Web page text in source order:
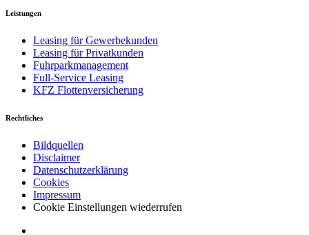
Leistungen
Leasing für Gewerbekunden
Leasing für Privatkunden
Fuhrparkmanagement
Full-Service Leasing
KFZ Flottenversicherung
Rechtliches
Bildquellen
Disclaimer
Datenschutzerklärung
Cookies
Impressum
Cookie Einstellungen wiederrufen